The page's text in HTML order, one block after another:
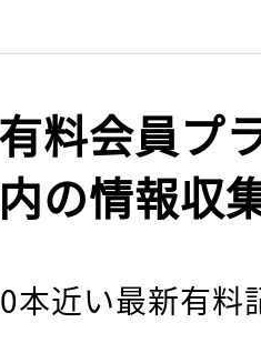
有料会員プ
の情報収
本近い最新有料